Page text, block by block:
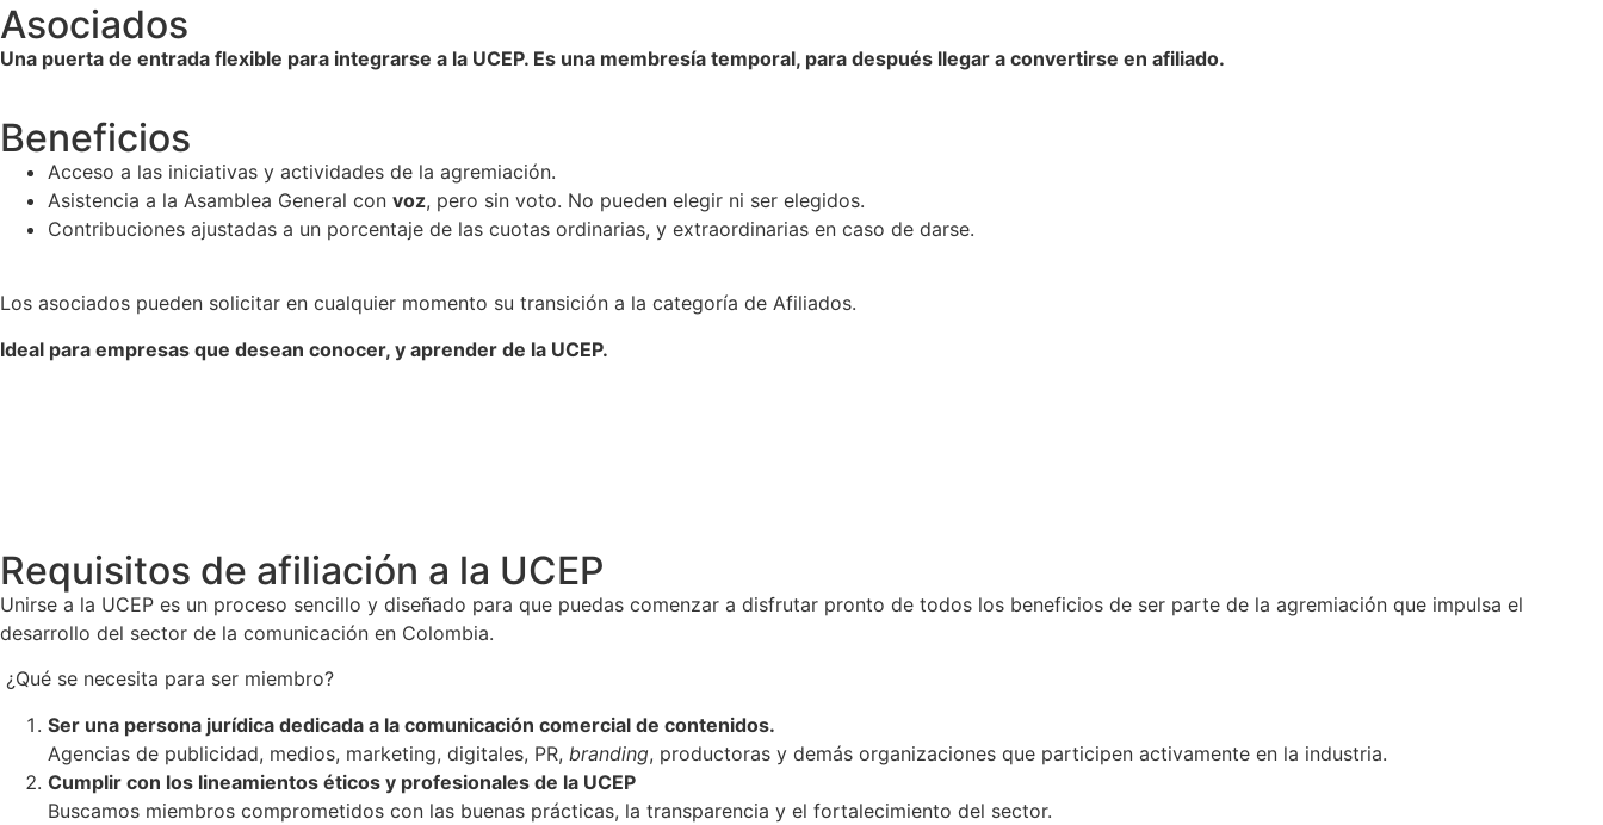
Asociados
Una puerta de entrada flexible para integrarse a la UCEP. Es una membresía temporal, para después llegar a convertirse en afiliado.
Beneficios
Acceso a las iniciativas y actividades de la agremiación.
Asistencia a la Asamblea General con voz, pero sin voto. No pueden elegir ni ser elegidos.
Contribuciones ajustadas a un porcentaje de las cuotas ordinarias, y extraordinarias en caso de darse.
Los asociados pueden solicitar en cualquier momento su transición a la categoría de Afiliados.
Ideal para empresas que desean conocer, y aprender de la UCEP.
Requisitos de afiliación a la UCEP
Unirse a la UCEP es un proceso sencillo y diseñado para que puedas comenzar a disfrutar pronto de todos los beneficios de ser parte de la agremiación que impulsa el
desarrollo del sector de la comunicación en Colombia.
¿Qué se necesita para ser miembro?
Ser una persona jurídica dedicada a la comunicación comercial de contenidos.
Agencias de publicidad, medios, marketing, digitales, PR, branding, productoras y demás organizaciones que participen activamente en la industria.
Cumplir con los lineamientos éticos y profesionales de la UCEP
Buscamos miembros comprometidos con las buenas prácticas, la transparencia y el fortalecimiento del sector.